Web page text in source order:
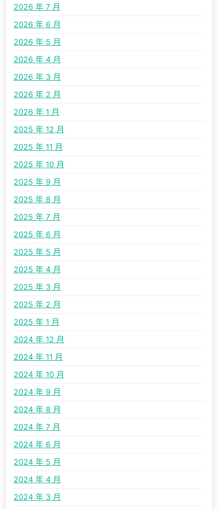
2026 年 7 月
2026 年 6 月
2026 年 5 月
2026 年 4 月
2026 年 3 月
2026 年 2 月
2026 年 1 月
2025 年 12 月
2025 年 11 月
2025 年 10 月
2025 年 9 月
2025 年 8 月
2025 年 7 月
2025 年 6 月
2025 年 5 月
2025 年 4 月
2025 年 3 月
2025 年 2 月
2025 年 1 月
2024 年 12 月
2024 年 11 月
2024 年 10 月
2024 年 9 月
2024 年 8 月
2024 年 7 月
2024 年 6 月
2024 年 5 月
2024 年 4 月
2024 年 3 月